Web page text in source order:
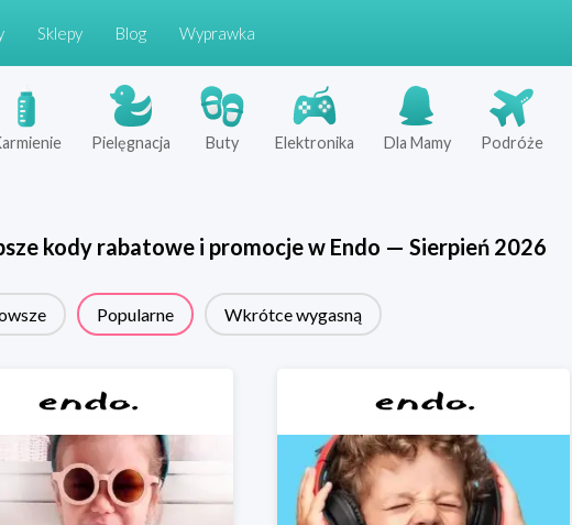
Sklepy Blog Wyprawka
Pielęgnacja Buty Elektronika Dla Mamy Podróże
kody rabatowe i promocje w Endo — Sierpień 2026
Popularne Wkrótce wygasną